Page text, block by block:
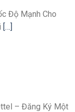
Độ Mạnh Cho
[…]
– Đăng Ký Một